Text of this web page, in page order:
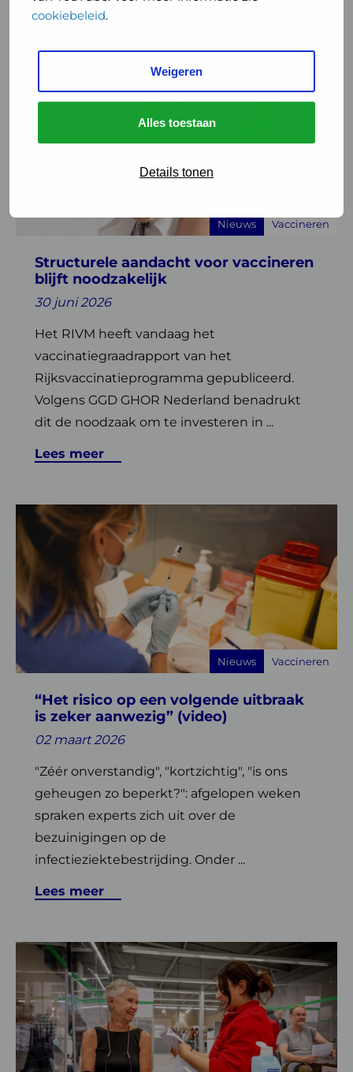
cookiebeleid.
Weigeren
Alles toestaan
Details tonen
Structurele aandacht voor vaccineren
blijft noodzakelijk
30 juni 2026
Het RIVM heeft vandaag het
vaccinatiegraadrapport van het
Rijksvaccinatieprogramma gepubliceerd.
Volgens GGD GHOR Nederland benadrukt
dit de noodzaak om te investeren in ...
Lees meer
Nieuws Vaccineren
meer
“Het risico op een volgende uitbraak
is zeker aanwezig” (video)
02 maart 2026
"Zéér onverstandig", "kortzichtig", "is ons
geheugen zo beperkt?": afgelopen weken
spraken experts zich uit over de
bezuinigingen op de
infectieziektebestrijding. Onder ...
Lees meer
Nieuws Vaccineren
Lees
meer
over
“Het
risico
op
een
uitbraak
zeker
aanwezig”
(video)
Lees
meer
over
Aankondiging:
najaarsronde
2025
coronaprik